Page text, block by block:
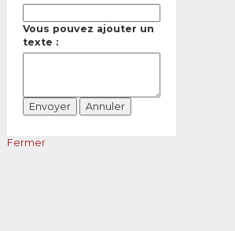
Vous pouvez ajouter un
texte :
Fermer